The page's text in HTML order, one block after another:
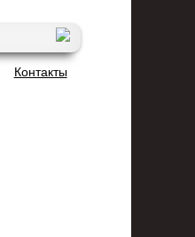
Контакты